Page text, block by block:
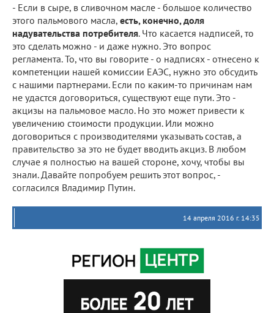
- Если в сыре, в сливочном масле - большое количество
этого пальмового масла, есть, конечно, доля
надувательства потребителя. Что касается надписей, то
это сделать можно - и даже нужно. Это вопрос
регламента. То, что вы говорите - о надписях - отнесено к
компетенции нашей комиссии ЕАЭС, нужно это обсудить
с нашими партнерами. Если по каким-то причинам нам
не удастся договориться, существуют еще пути. Это -
акцизы на пальмовое масло. Но это может привести к
увеличению стоимости продукции. Или можно
договориться с производителями указывать состав, а
правительство за это не будет вводить акциз. В любом
случае я полностью на вашей стороне, хочу, чтобы вы
знали. Давайте попробуем решить этот вопрос, -
согласился Владимир Путин.
14 апреля 2016 г. 14:35